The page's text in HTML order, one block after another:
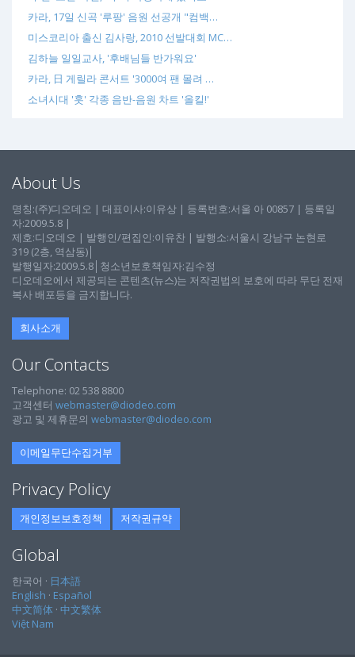
카라, 17일 신곡 '루팡' 음원 선공개 "컴백…
미스코리아 출신 김사랑, 2010 선발대회 MC…
김하늘 일일교사, '후배님들 반가워요'
카라, 日 게릴라 콘서트 '3000여 팬 몰려 …
소녀시대 '훗' 각종 음반-음원 차트 '올킬!'
About Us
명칭:(주)디오데오 | 대표이사:이유상 | 등록번호:서울 아 00857 | 등록일
자:2009.5.8 |
제호:디오데오 | 발행인/편집인:이유찬 | 발행소:서울시 강남구 논현로
319 (2층, 역삼동)│
발행일자:2009.5.8│청소년보호책임자:김수정
디오데오에서 제공되는 콘텐츠(뉴스)는 저작권법의 보호에 따라 무단 전재
복사 배포등을 금지합니다.
회사소개
Our Contacts
Telephone: 02 538 8800
고객센터 webmaster@diodeo.com
광고 및 제휴문의 webmaster@diodeo.com
이메일무단수집거부
Privacy Policy
개인정보보호정책 저작권규약
Global
한국어 · 日本語
English · Español
中文简体 · 中文繁体
Việt Nam